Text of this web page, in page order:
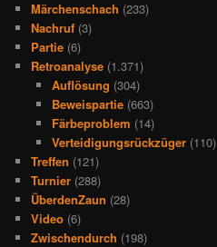
Märchenschach (233)
Nachruf (3)
Partie (6)
Retroanalyse (1.371)
Auflösung (304)
Beweispartie(663)
Färbeproblem (14)
Verteidigungsrückzüger(110)
Treffen (121)
Turnier (288)
ÜberdenZaun (28)
Video (6)
Zwischendurch (198)